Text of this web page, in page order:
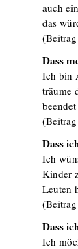
auch
das
Dass
Ich bin
träume
Dass
Ich
Kinder
Leuten
Dass
Ich